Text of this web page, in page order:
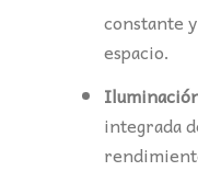
constante
espacio.
integrada